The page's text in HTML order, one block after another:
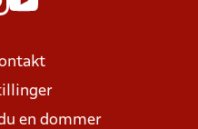
en dommer